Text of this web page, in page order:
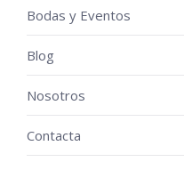
Bodas y Eventos
Blog
Nosotros
Contacta